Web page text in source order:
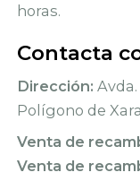
horas.
Contacta
Dirección:
Polígono de
Venta de
Venta de